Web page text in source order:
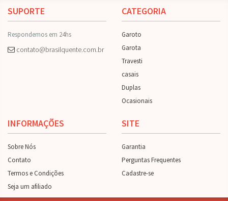
SUPORTE
Respondemos em 24hs
contato@brasilquente.com.br
CATEGORIA
Garoto
Garota
Travesti
casais
Duplas
Ocasionais
INFORMAÇÕES
Sobre Nós
Contato
Termos e Condições
Seja um afiliado
SITE
Garantia
Perguntas Frequentes
Cadastre-se